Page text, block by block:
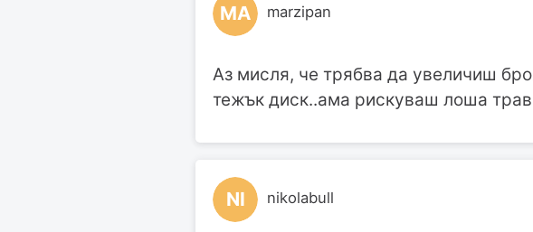
MA marzipan
Аз мисля, че трябва да увеличиш
тежък диск..ама рискуваш лоша
NI nikolabull